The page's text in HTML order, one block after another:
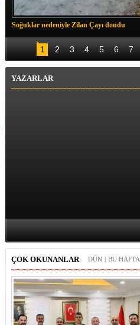
Soğuklar nedeniyle Zilan Çayı dondu
1 2 3 4 5 6 7
YAZARLAR
ÇOK OKUNANLAR BU HAFTA
|
DÜN